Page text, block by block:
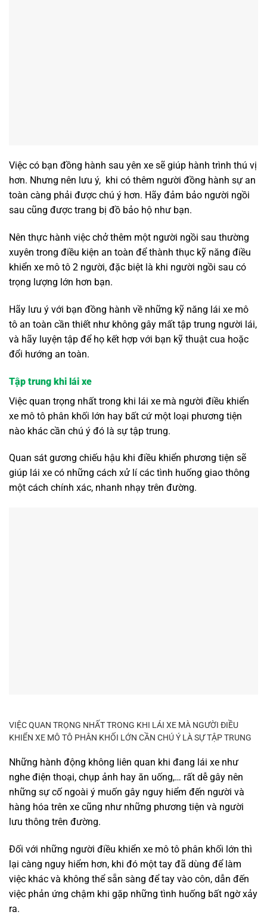
Việc có bạn đồng hành sau yên xe sẽ giúp hành trình thú vị
hơn. Nhưng nên lưu ý, khi có thêm người đồng hành sự an
toàn càng phải được chú ý hơn. Hãy đảm bảo người ngồi
sau cũng được trang bị đồ bảo hộ như bạn.
Nên thực hành việc chở thêm một người ngồi sau thường
xuyên trong điều kiện an toàn để thành thục kỹ năng điều
khiển xe mô tô 2 người, đặc biệt là khi người ngồi sau có
trọng lượng lớn hơn bạn.
Hãy lưu ý với bạn đồng hành về những kỹ năng lái xe mô
tô an toàn cần thiết như không gây mất tập trung người lái,
và hãy luyện tập để họ kết hợp với bạn kỹ thuật cua hoặc
đổi hướng an toàn.
Tập trung khi lái xe
Việc quan trọng nhất trong khi lái xe mà người điều khiển
xe mô tô phân khối lớn hay bất cứ một loại phương tiện
nào khác cần chú ý đó là sự tập trung.
Quan sát gương chiếu hậu khi điều khiển phương tiện sẽ
giúp lái xe có những cách xử lí các tình huống giao thông
một cách chính xác, nhanh nhạy trên đường.
VIỆC QUAN TRỌNG NHẤT TRONG KHI LÁI XE MÀ NGƯỜI ĐIỀU
KHIỂN XE MÔ TÔ PHÂN KHỐI LỚN CẦN CHÚ Ý LÀ SỰ TẬP TRUNG
Những hành động không liên quan khi đang lái xe như
nghe điện thoại, chụp ảnh hay ăn uống,… rất dễ gây nên
những sự cố ngoài ý muốn gây nguy hiểm đến người và
hàng hóa trên xe cũng như những phương tiện và người
lưu thông trên đường.
Đối với những người điều khiển xe mô tô phân khối lớn thì
lại càng nguy hiểm hơn, khi đó một tay đã dùng để làm
việc khác và không thể sẵn sàng để tay vào côn, dẫn đến
việc phản ứng chậm khi gặp những tình huống bất ngờ xảy
ra.